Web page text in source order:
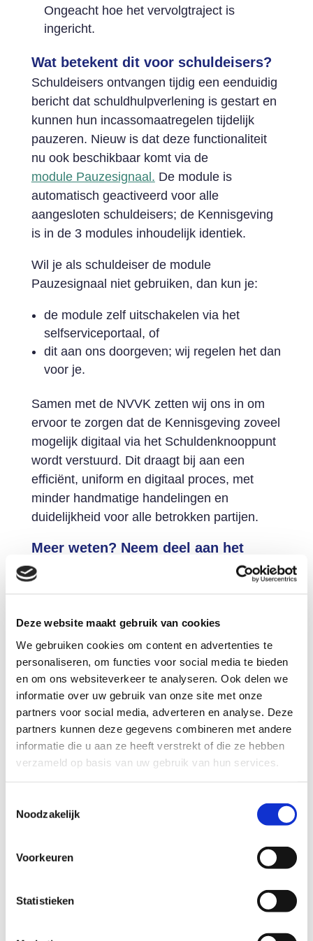
Deze website maakt gebruik van cookies
We gebruiken cookies om content en advertenties te
personaliseren, om functies voor social media te bieden
en om ons websiteverkeer te analyseren. Ook delen we
informatie over uw gebruik van onze site met onze
partners voor social media, adverteren en analyse. Deze
partners kunnen deze gegevens combineren met andere
informatie die u aan ze heeft verstrekt of die ze hebben
verzameld op basis van uw gebruik van hun services.
Noodzakelijk
Voorkeuren
Statistieken
Ongeacht hoe het vervolgtraject is
ingericht.
Wat betekent dit voor schuldeisers?
Schuldeisers ontvangen tijdig een eenduidig
bericht dat schuldhulpverlening is gestart en
kunnen hun incassomaatregelen tijdelijk
pauzeren. Nieuw is dat deze functionaliteit
nu ook beschikbaar komt via de
module Pauzesignaal. De module is
automatisch geactiveerd voor alle
aangesloten schuldeisers; de Kennisgeving
is in de 3 modules inhoudelijk identiek.
Wil je als schuldeiser de module
Pauzesignaal niet gebruiken, dan kun je:
de module zelf uitschakelen via het
selfserviceportaal, of
dit aan ons doorgeven; wij regelen het dan
voor je.
Samen met de NVVK zetten wij ons in om
ervoor te zorgen dat de Kennisgeving zoveel
mogelijk digitaal via het Schuldenknooppunt
wordt verstuurd. Dit draagt bij aan een
efficiënt, uniform en digitaal proces, met
minder handmatige handelingen en
duidelijkheid voor alle betrokken partijen.
Meer weten? Neem deel aan het
online Spreekuur op 19 februari van
10.00-11.00 uur
spreekuur over o.a. het versturen van de
Kennisgeving via het Schuldenknooppunt.
Tijdens deze laagdrempelige sessie
beantwoorden we jouw vragen, delen we
praktische tips en laten we zien hoe je het
Schuldenknooppunt als gebruiker nog
efficiënter kunt inzetten. Heb je vooraf al
vragen die je graag beantwoord ziet tijdens
de sessie? Geef die voor maandag 9
AANMELDEN >
Met Pauzesignaal zetten we opnieuw een